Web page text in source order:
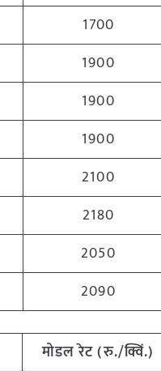
1700
1900
1900
1900
2100
2180
2050
2090
मोडल रेट(रु./क्विं.)